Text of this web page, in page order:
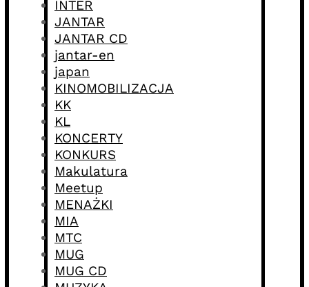
INTER
JANTAR
JANTAR CD
jantar-en
japan
KINOMOBILIZACJA
KK
KL
KONCERTY
KONKURS
Makulatura
Meetup
MENAŻKI
MIA
MTC
MUG
MUG CD